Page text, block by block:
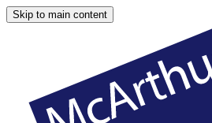
Skip to main content